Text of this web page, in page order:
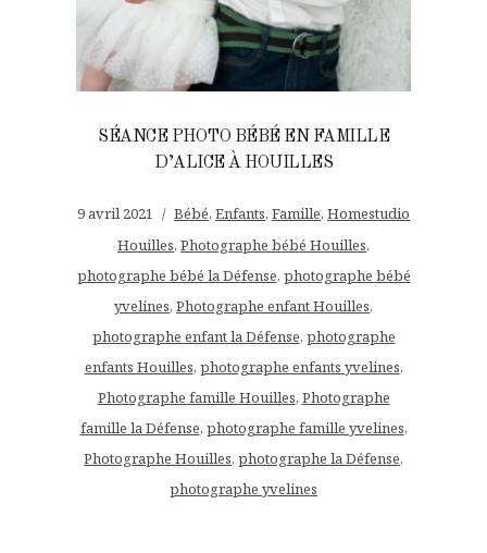
SÉANCE PHOTO BÉBÉ EN FAMILLE
D’ALICE À HOUILLES
9 avril 2021 Bébé, Enfants, Famille, Homestudio
Houilles, Photographe bébé Houilles,
photographe bébé la Défense, photographe bébé
yvelines, Photographe enfant Houilles,
photographe enfant la Défense, photographe
enfants Houilles, photographe enfants yvelines,
Photographe famille Houilles, Photographe
famille la Défense, photographe famille yvelines,
Photographe Houilles, photographe la Défense,
photographe yvelines